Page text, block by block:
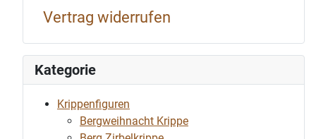
Vertrag widerrufen
Kategorie
Krippenfiguren
Bergweihnacht Krippe